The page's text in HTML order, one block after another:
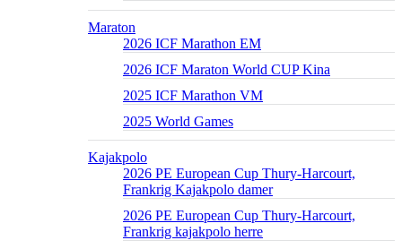
Maraton
2026 ICF Marathon EM
2026 ICF Maraton World CUP Kina
2025 ICF Marathon VM
2025 World Games
Kajakpolo
2026 PE European Cup Thury-Harcourt,
Frankrig Kajakpolo damer
2026 PE European Cup Thury-Harcourt,
Frankrig kajakpolo herre